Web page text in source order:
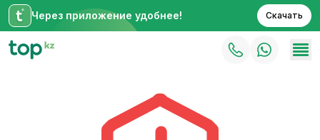
Через приложение удобнее! Скачать